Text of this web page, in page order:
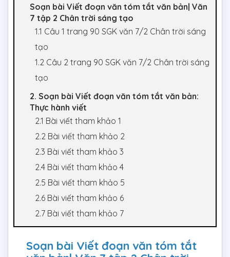
Soạn bài Viết đoạn văn tóm tắt văn bản| Văn
7 tập 2 Chân trời sáng tạo
1.1 Câu 1 trang 90 SGK văn 7/2 Chân trời sáng
tạo
1.2 Câu 2 trang 90 SGK văn 7/2 Chân trời sáng
tạo
2. Soạn bài Viết đoạn văn tóm tắt văn bản:
Thực hành viết
2.1 Bài viết tham khảo 1
2.2 Bài viết tham khảo 2
2.3 Bài viết tham khảo 3
2.4 Bài viết tham khảo 4
2.5 Bài viết tham khảo 5
2.6 Bài viết tham khảo 6
2.7 Bài viết tham khảo 7
Soạn bài Viết đoạn văn tóm tắt